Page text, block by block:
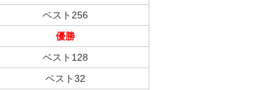
ベスト256
優勝
ベスト128
ベスト32